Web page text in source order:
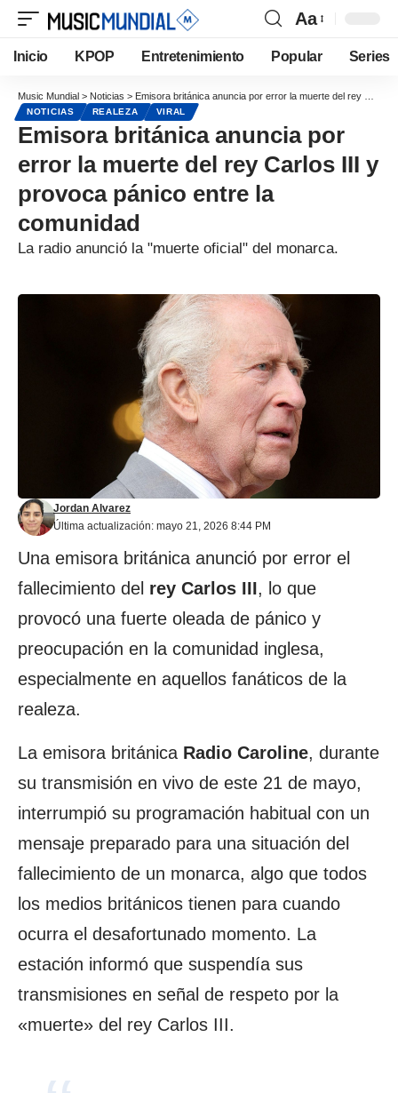
Aa
Inicio KPOP Entretenimiento Popular Series
Music Mundial > Noticias > Emisora británica anuncia por error la muerte del rey Carlos III y provoca pánico entre la comunidad
NOTICIAS REALEZA VIRAL
Emisora británica anuncia por
error la muerte del rey Carlos III y
provoca pánico entre la
comunidad
La radio anunció la "muerte oficial" del monarca.
Última actualización: mayo 21, 2026 8:44 PM
Jordan Alvarez
Una emisora británica anunció por error el
fallecimiento del rey Carlos III, lo que
provocó una fuerte oleada de pánico y
preocupación en la comunidad inglesa,
especialmente en aquellos fanáticos de la
realeza.
La emisora británica Radio Caroline, durante
su transmisión en vivo de este 21 de mayo,
interrumpió su programación habitual con un
mensaje preparado para una situación del
fallecimiento de un monarca, algo que todos
los medios británicos tienen para cuando
ocurra el desafortunado momento. La
estación informó que suspendía sus
transmisiones en señal de respeto por la
«muerte» del rey Carlos III.